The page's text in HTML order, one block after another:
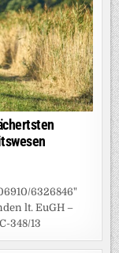
6326846"
lt. EuGH –
348/13